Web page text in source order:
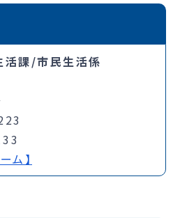
課/市民生活係
ム】